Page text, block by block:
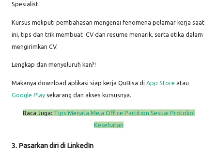
Spesialist.
Kursus meliputi pembahasan mengenai fenomena pelamar kerja saat
ini, tips dan trik membuat CV dan resume menarik, serta etika dalam
mengirimkan CV.
Lengkap dan menyeluruh kan?!
Makanya download aplikasi siap kerja QuBisa di App Store atau
Google Play sekarang dan akses kursusnya.
Baca Juga: Tips Menata Meja Office Partition Sesuai Protokol
Kesehatan
3. Pasarkan diri di LinkedIn